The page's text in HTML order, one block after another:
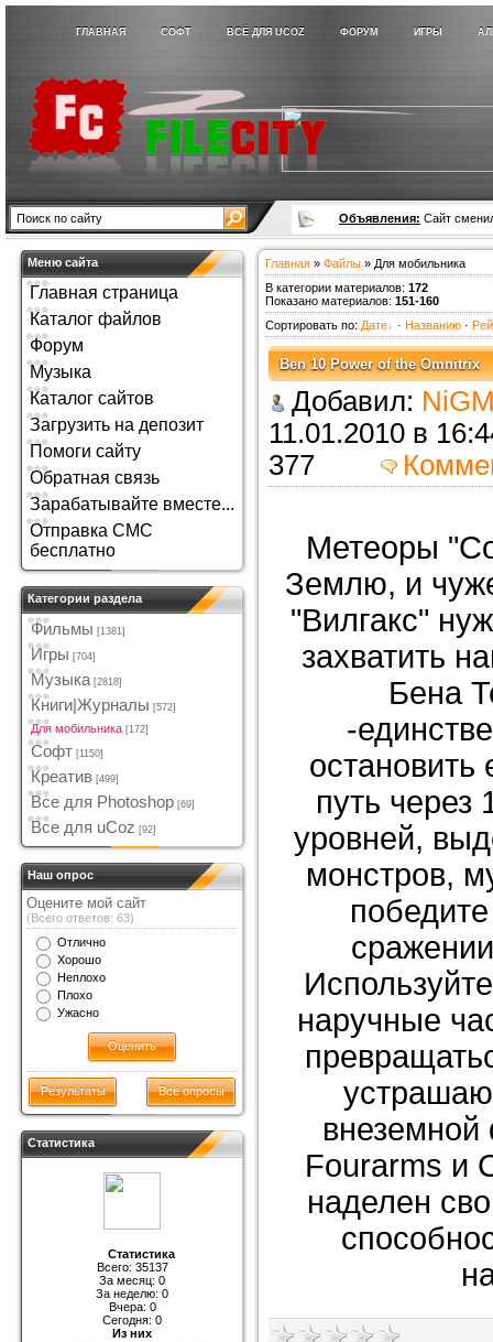
ГЛАВНАЯ СОФТ ВСЁ ДЛЯ UCOZ ФОРУМ ИГРЫ
Объявления: Сайт
Меню сайта
Главная страница
Каталог файлов
Форум
Музыка
Каталог сайтов
Загрузить на депозит
Помоги сайту
Обратная связь
Зарабатывайте вместе...
Отправка СМС
бесплатно
Категории раздела
Фильмы [1381]
Игры [704]
Музыка [2818]
Книги|Журналы [572]
Для мобильника [172]
Софт [1150]
Креатив [499]
Все для Photoshop [69]
Все для uCoz [92]
Наш опрос
Оцените мой сайт
(Всего ответов: 63)
Отлично
Хорошо
Неплохо
Плохо
Ужасно
Результаты Все опросы
Статистика
Статистика
Всего: 35137
За месяц: 0
За неделю: 0
Вчера: 0
Сегодня: 0
Из них
Главная » Файлы » Для мобильника
В категории материалов: 172
Показано материалов: 151-160
Сортировать по: Дате · Названию ·
Ben 10 Power of the Omnitrix
Добавил:
11.01.2010 в
377
Метеоры
Землю, и
"Вилгакс"
захватить
Бена
-
остановить
путь
уровней,
монстров,
наручные
Fourarms и
наделен